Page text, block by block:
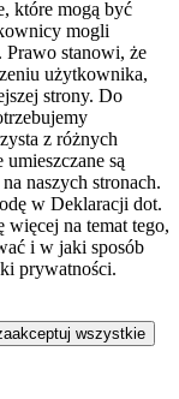
które mogą być
mogli
Prawo stanowi, że
użytkownika,
strony. Do
z różnych
są
naszych stronach.
w Deklaracji dot.
na temat tego,
i w jaki sposób
prywatności.
wszystkie